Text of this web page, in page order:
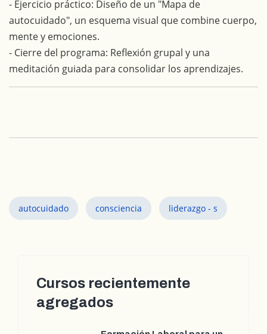
- Ejercicio práctico: Diseño de un "Mapa de
autocuidado", un esquema visual que combine cuerpo,
mente y emociones.
- Cierre del programa: Reflexión grupal y una
meditación guiada para consolidar los aprendizajes.
autocuidado consciencia liderazgo - s
Cursos recientemente
agregados